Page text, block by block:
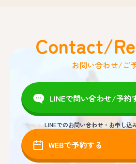
Contact/
お問い合わせ/ご
LINEで問い合わせ/予約
LINEでのお問い合わせ・お申し込
WEBで予約する